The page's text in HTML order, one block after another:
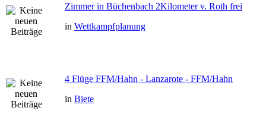
Zimmer in Büchenbach 2Kilometer v. Roth frei
in Wettkampfplanung
4 Flüge FFM/Hahn - Lanzarote - FFM/Hahn
in Biete